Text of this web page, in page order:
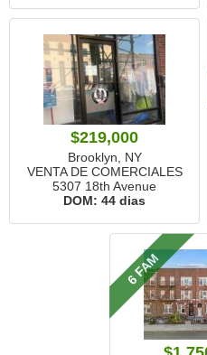
$219,000
Brooklyn, NY
VENTA DE COMERCIALES
5307 18th Avenue
DOM: 44 dias
6 FAM